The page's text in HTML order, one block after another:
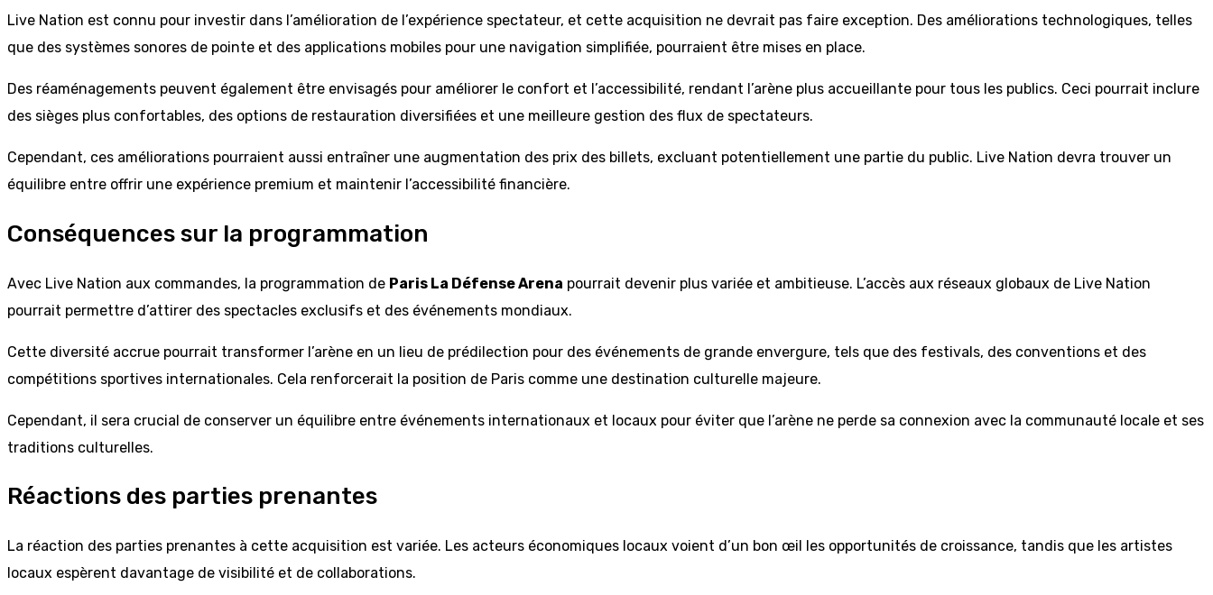
Live Nation est connu pour investir dans l’amélioration de l’expérience spectateur, et cette acquisition ne devrait pas faire exception. Des améliorations technologiques, telles
que des systèmes sonores de pointe et des applications mobiles pour une navigation simplifiée, pourraient être mises en place.
Des réaménagements peuvent également être envisagés pour améliorer le confort et l’accessibilité, rendant l’arène plus accueillante pour tous les publics. Ceci pourrait inclure
des sièges plus confortables, des options de restauration diversifiées et une meilleure gestion des flux de spectateurs.
Cependant, ces améliorations pourraient aussi entraîner une augmentation des prix des billets, excluant potentiellement une partie du public. Live Nation devra trouver un
équilibre entre offrir une expérience premium et maintenir l’accessibilité financière.
Conséquences sur la programmation
Avec Live Nation aux commandes, la programmation de Paris La Défense Arena pourrait devenir plus variée et ambitieuse. L’accès aux réseaux globaux de Live Nation
pourrait permettre d’attirer des spectacles exclusifs et des événements mondiaux.
Cette diversité accrue pourrait transformer l’arène en un lieu de prédilection pour des événements de grande envergure, tels que des festivals, des conventions et des
compétitions sportives internationales. Cela renforcerait la position de Paris comme une destination culturelle majeure.
Cependant, il sera crucial de conserver un équilibre entre événements internationaux et locaux pour éviter que l’arène ne perde sa connexion avec la communauté locale et ses
traditions culturelles.
Réactions des parties prenantes
La réaction des parties prenantes à cette acquisition est variée. Les acteurs économiques locaux voient d’un bon œil les opportunités de croissance, tandis que les artistes
locaux espèrent davantage de visibilité et de collaborations.